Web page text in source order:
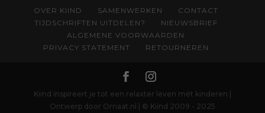
OVER KIIND SAMENWERKEN
CONTACT
TIJDSCHRIFTEN UITDELEN?
NIEUWSBRIEF
ALGEMENE VOORWAARDEN
PRIVACY STATEMENT
RETOURNEREN
Kiind inspireert je tot een relaxter leven mét kinderen |
Ontwerp door Ornaat.nl | © Kiind 2009 - 2025